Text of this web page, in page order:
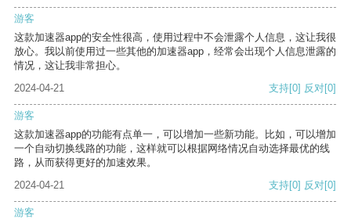
游客
这款加速器app的安全性很高，使用过程中不会泄露个人信息，这让我很
放心。我以前使用过一些其他的加速器app，经常会出现个人信息泄露的
情况，这让我非常担心。
2024-04-21
支持[0] 反对[0]
游客
这款加速器app的功能有点单一，可以增加一些新功能。比如，可以增加
一个自动切换线路的功能，这样就可以根据网络情况自动选择最优的线
路，从而获得更好的加速效果。
2024-04-21
支持[0] 反对[0]
游客